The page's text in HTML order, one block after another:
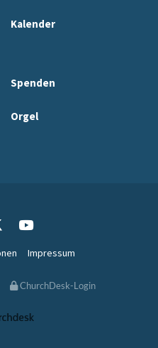
Kalender
Spenden
Orgel
Impressum
ChurchDesk-Login